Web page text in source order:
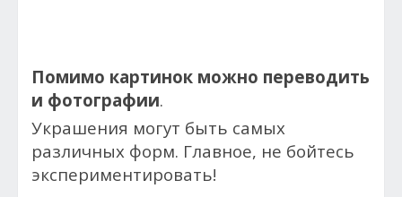
Помимо картинок можно переводить
и фотографии.
Украшения могут быть самых
различных форм. Главное, не бойтесь
экспериментировать!